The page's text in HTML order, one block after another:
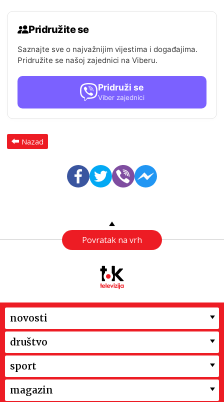
Pridružite se
Saznajte sve o najvažnijim vijestima i događajima.
Pridružite se našoj zajednici na Viberu.
Pridruži se
Viber zajednici
Nazad
Povratak na vrh
novosti
društvo
sport
magazin